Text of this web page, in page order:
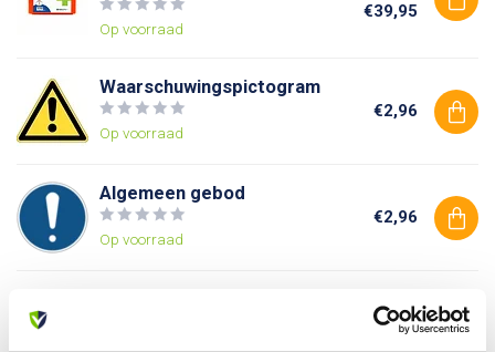
Op voorraad
€39,95
Waarschuwingspictogram
Op voorraad
€2,96
Algemeen gebod
Op voorraad
€2,96
€2,96